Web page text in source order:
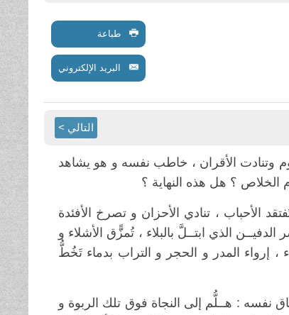
طباعة
البريد الإلكتروني
التالي >
الأقران ، خاطب نفسه و هو يشاهد
الخلاص ؟ هل هذه النهاية ؟
الأحباب ، تنادي الأحزان و تصرخ الأفئدة
الذي ابتــلَّ بالبلاء ، تُمزًّق الأشلاء و
، إرواء المدر و الحجر و التراب بدماء تَخُطُّ
: هــلُّم إلى النجاة فوق تلك الربوة و